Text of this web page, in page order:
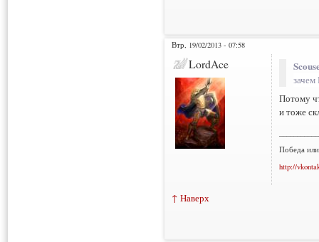
Втр, 19/02/2013 - 07:58
LordAce
зачем
Потому
и тоже
Победа
http://
↑ Наверх